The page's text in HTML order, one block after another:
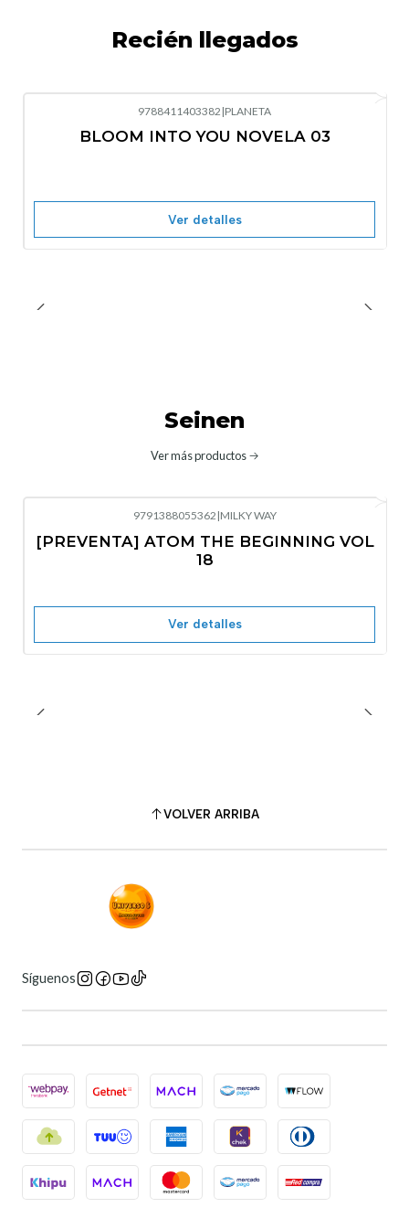
Recién llegados
Nuevo
9788411403382 |PLANETA
BLOOM INTO YOU NOVELA 03
Ver detalles
Seinen
Ver más productos
9791388055362 |MILKY WAY
[PREVENTA] ATOM THE BEGINNING VOL
18
Ver detalles
VOLVER ARRIBA
Síguenos